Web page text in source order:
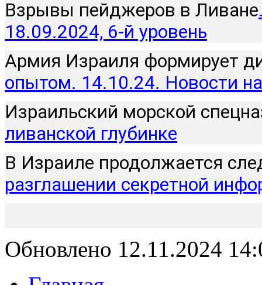
Взрывы пейджеров в Ливане
18.09.2024, 6-й уровень
Армия Израиля формирует
опытом. 14.10.24. Новости
Израильский морской
ливанской глубинке
В Израиле продолжается
разглашении секретной
Обновлено 12.11.2024